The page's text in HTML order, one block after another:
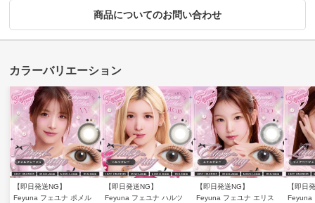
商品についてのお問い合わせ
【即日発送NG】
Feyuna フェユナ ポメル
【即日発送NG】
Feyuna フェユナ ハルツ
【即日発送NG】
Feyuna フェユナ エリス
【即日
Feyuna